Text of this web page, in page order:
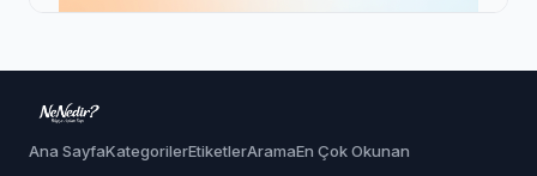
Ana SayfaKategorilerEtiketlerAramaEn Çok Okunan